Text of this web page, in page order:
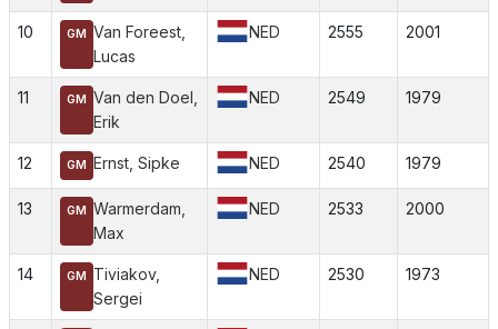
10 GM Van Foreest,
Lucas
NED 2555 2001
11 GM Van den Doel,
Erik
NED 2549 1979
12 GM Ernst, Sipke NED 2540 1979
13 GM Warmerdam,
Max
NED 2533 2000
14 GM
Tiviakov,
Sergei
NED 2530 1973